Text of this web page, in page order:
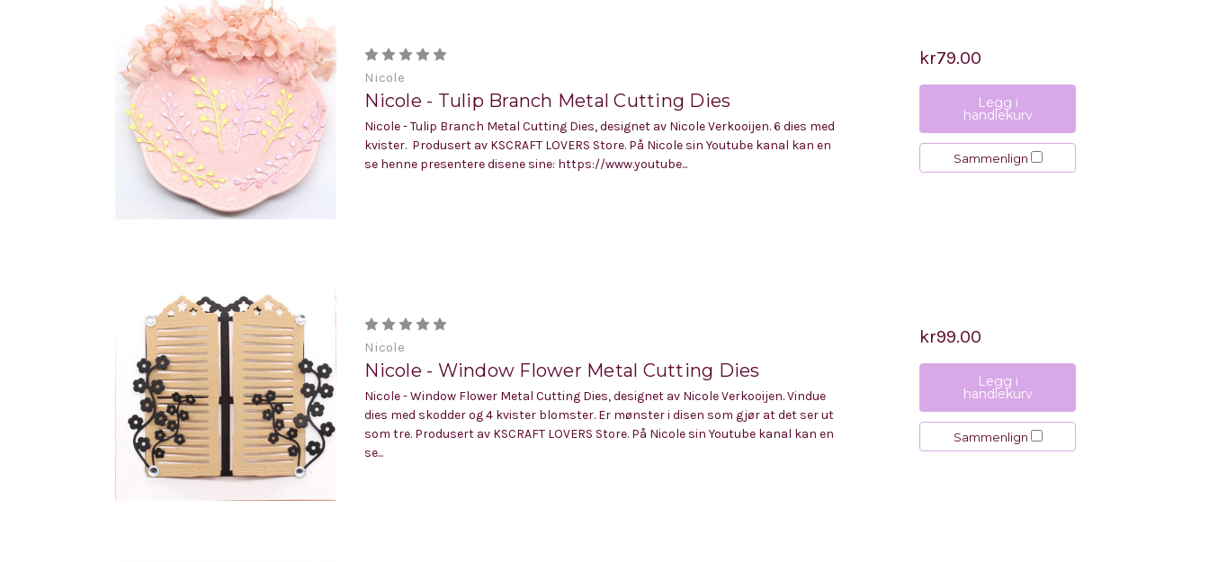
Nicole
Nicole - Tulip Branch Metal Cutting Dies
Nicole - Tulip Branch Metal Cutting Dies, designet av Nicole Verkooijen. 6 dies med
kvister. Produsert av KSCRAFT LOVERS Store. På Nicole sin Youtube kanal kan en
se henne presentere disene sine: https://www.youtube...
kr79.00
Legg i
handlekurv
Sammenlign
Nicole
Nicole - Window Flower Metal Cutting Dies
Nicole - Window Flower Metal Cutting Dies, designet av Nicole Verkooijen. Vindue
dies med skodder og 4 kvister blomster. Er mønster i disen som gjør at det ser ut
som tre. Produsert av KSCRAFT LOVERS Store. På Nicole sin Youtube kanal kan en
se...
kr99.00
Legg i
handlekurv
Sammenlign